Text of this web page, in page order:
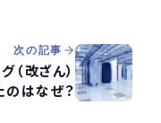
次の記事
改ざん）
はなぜ？